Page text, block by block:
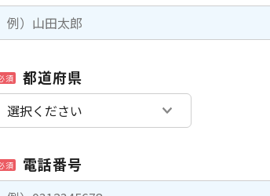
須 都道府県
須 電話番号